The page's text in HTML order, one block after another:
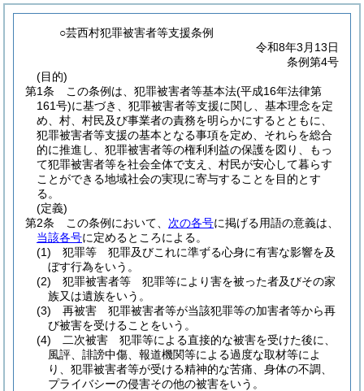
○芸西村犯罪被害者等支援条例
令和8年3月13日
条例第4号
(目的)
第1条
この条例は、犯罪被害者等基本法(平成16年法律第
161号)に基づき、犯罪被害者等支援に関し、基本理念を定
め、村、村民及び事業者の責務を明らかにするとともに、
犯罪被害者等支援の基本となる事項を定め、それらを総合
的に推進し、犯罪被害者等の権利利益の保護を図り、もっ
て犯罪被害者等を社会全体で支え、村民が安心して暮らす
ことができる地域社会の実現に寄与することを目的とす
る。
(定義)
第2条
この条例において、 次の各号に掲げる用語の意義は、
当該各号に定めるところによる。
(1)
犯罪等 犯罪及びこれに準ずる心身に有害な影響を及
ぼす行為をいう。
(2)
犯罪被害者等 犯罪等により害を被った者及びその家
族又は遺族をいう。
(3)
再被害 犯罪被害者等が当該犯罪等の加害者等から再
び被害を受けることをいう。
(4)
二次被害 犯罪等による直接的な被害を受けた後に、
風評、誹謗中傷、報道機関等による過度な取材等によ
り、犯罪被害者等が受ける精神的な苦痛、身体の不調、
プライバシーの侵害その他の被害をいう。